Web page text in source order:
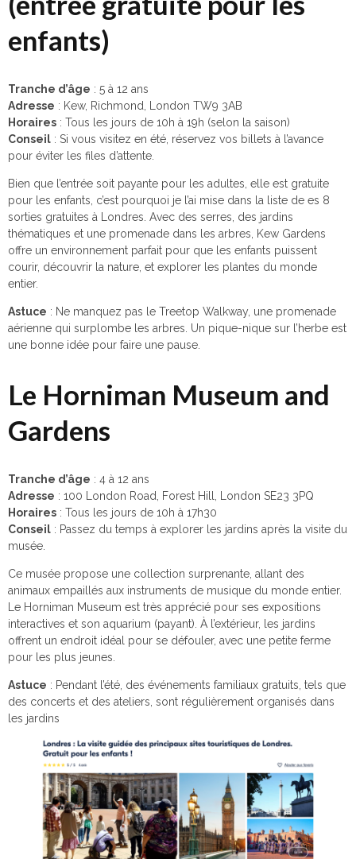
enfants)
Tranche d’âge : 5 à 12 ans
Adresse : Kew, Richmond, London TW9 3AB
Horaires : Tous les jours de 10h à 19h (selon la saison)
Conseil : Si vous visitez en été, réservez vos billets à l’avance
pour éviter les files d’attente.
Bien que l’entrée soit payante pour les adultes, elle est gratuite
pour les enfants, c’est pourquoi je l’ai mise dans la liste de es 8
sorties gratuites à Londres. Avec des serres, des jardins
thématiques et une promenade dans les arbres, Kew Gardens
offre un environnement parfait pour que les enfants puissent
courir, découvrir la nature, et explorer les plantes du monde
entier.
Astuce : Ne manquez pas le Treetop Walkway, une promenade
aérienne qui surplombe les arbres. Un pique-nique sur l’herbe est
une bonne idée pour faire une pause.
Le Horniman Museum and
Gardens
Tranche d’âge : 4 à 12 ans
Adresse : 100 London Road, Forest Hill, London SE23 3PQ
Horaires : Tous les jours de 10h à 17h30
Conseil : Passez du temps à explorer les jardins après la visite du
musée.
Ce musée propose une collection surprenante, allant des
animaux empaillés aux instruments de musique du monde entier.
Le Horniman Museum est très apprécié pour ses expositions
interactives et son aquarium (payant). À l’extérieur, les jardins
offrent un endroit idéal pour se défouler, avec une petite ferme
pour les plus jeunes.
Astuce : Pendant l’été, des événements familiaux gratuits, tels que
des concerts et des ateliers, sont régulièrement organisés dans
les jardins